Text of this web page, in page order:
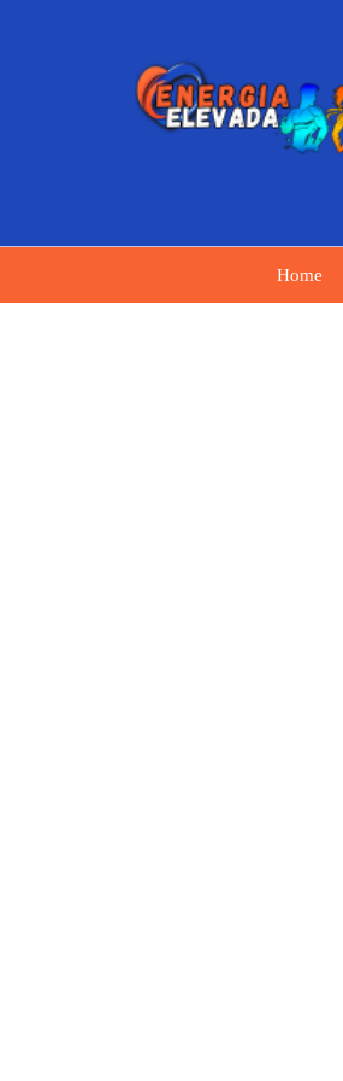
Home